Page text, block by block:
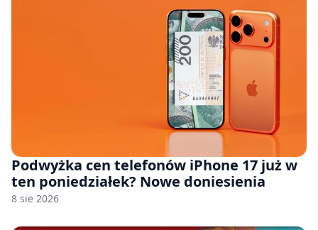
Podwyżka cen telefonów iPhone 17 już w
ten poniedziałek? Nowe doniesienia
8 sie 2026